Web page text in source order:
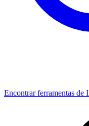
Encontrar ferramentas de